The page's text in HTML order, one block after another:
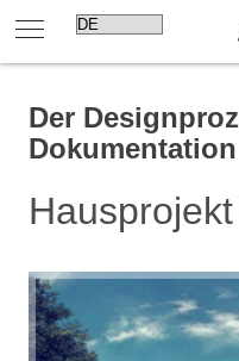
Der
Dokumentation